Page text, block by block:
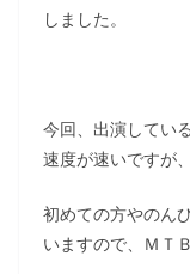
しました。
今回、出演してい
速度が速いですが、
初めての方やのん
いますので、ＭＴ